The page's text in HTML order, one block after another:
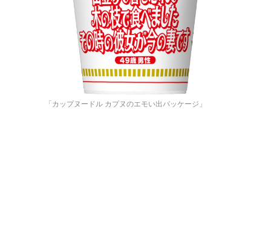
「カップヌードル カプヌのエモい出パッケージ」